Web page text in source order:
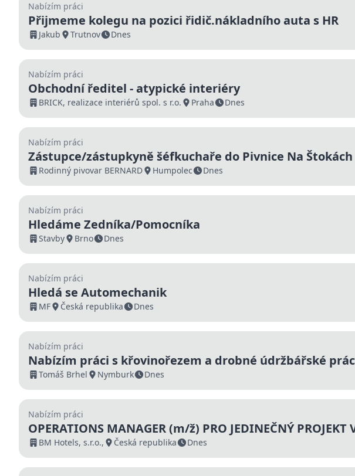
Nabízím práci
Přijmeme kolegu na pozici řidič.nákladního auta s HR
Jakub Trutnov Dnes
Nabízím práci
Obchodní ředitel - atypické interiéry
BRICK, realizace interiérů spol. s r.o. Praha Dnes
Nabízím práci
Zástupce/zástupkyně šéfkuchaře do Pivnice Na Štokách
Rodinný pivovar BERNARD Humpolec Dnes
Nabízím práci
Hledáme Zedníka/Pomocníka
Stavby Brno Dnes
Nabízím práci
Hledá se Automechanik
MF Česká republika Dnes
Nabízím práci
Nabízím práci s křovinořezem a drobné údržbářské
Tomáš Brhel Nymburk Dnes
Nabízím práci
OPERATIONS MANAGER (m/ž) PRO JEDINEČNÝ PROJEKT
KRKONOŠÍCH
BM Hotels, s.r.o., Česká republika Dnes